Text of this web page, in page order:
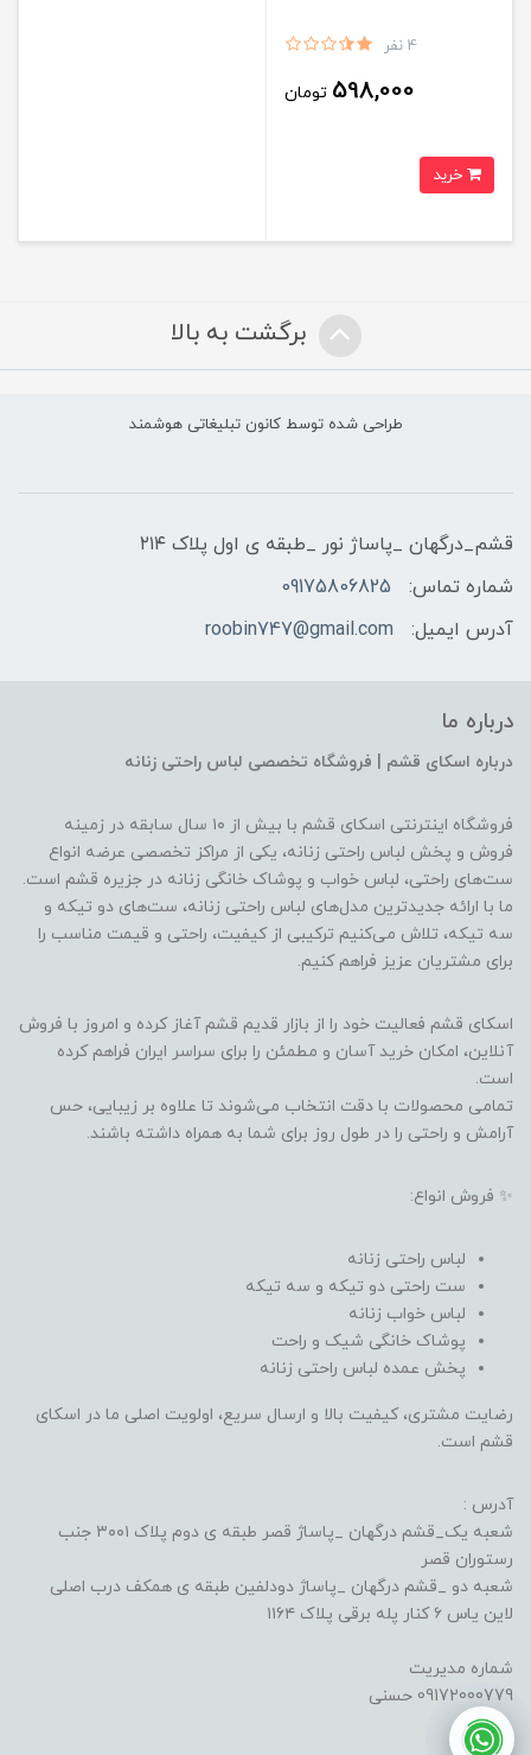
4 نفر
598,000 تومان
برگشت به بالا
طراحی شده توسط کانون تبلیغاتی هوشمند
قشم_درگهان _پاساژ نور _طبقه ی اول پلاک ۲۱۴
شماره تماس:
09175806825
آدرس ایمیل:
roobin747@gmail.com
درباره ما
درباره اسکای قشم | فروشگاه تخصصی لباس راحتی زنانه
فروشگاه اینترنتی اسکای قشم با بیش از ۱۰ سال سابقه در زمینه
فروش و پخش لباس راحتی زنانه، یکی از مراکز تخصصی عرضه انواع
ست‌های راحتی، لباس خواب و پوشاک خانگی زنانه در جزیره قشم است.
ما با ارائه جدیدترین مدل‌های لباس راحتی زنانه، ست‌های دو تیکه و
سه تیکه، تلاش می‌کنیم ترکیبی از کیفیت، راحتی و قیمت مناسب را
برای مشتریان عزیز فراهم کنیم.
اسکای قشم فعالیت خود را از بازار قدیم قشم آغاز کرده و امروز با فروش
آنلاین، امکان خرید آسان و مطمئن را برای سراسر ایران فراهم کرده
است.
تمامی محصولات با دقت انتخاب می‌شوند تا علاوه بر زیبایی، حس
آرامش و راحتی را در طول روز برای شما به همراه داشته باشند.
✨ فروش انواع:
لباس راحتی زنانه
ست راحتی دو تیکه و سه تیکه
لباس خواب زنانه
پوشاک خانگی شیک و راحت
پخش عمده لباس راحتی زنانه
رضایت مشتری، کیفیت بالا و ارسال سریع، اولویت اصلی ما در اسکای
قشم است.
آدرس :
شعبه یک_قشم درگهان _پاساژ قصر طبقه ی دوم پلاک ۳۰۰۱ جنب
رستوران قصر
شعبه دو _قشم درگهان _پاساژ دودلفین طبقه ی همکف درب اصلی
لاین یاس ۶ کنار پله برقی پلاک ۱۱۶۴
شماره مدیریت
09172000779 حسنی